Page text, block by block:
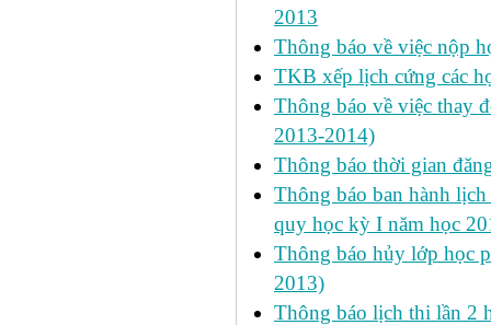
2013
Thông báo về việc nộp
TKB xếp lịch cứng các
Thông báo về việc thay
2013-2014)
Thông báo thời gian
Thông báo ban hành
quy học kỳ I năm học
Thông báo hủy lớp học
2013)
Thông báo lịch thi lần 2